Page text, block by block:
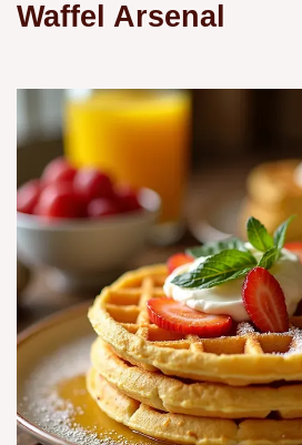
Waffel Arsenal